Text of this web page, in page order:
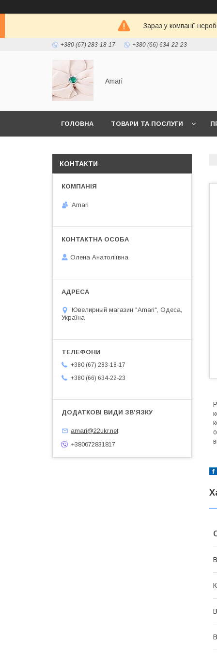
Зараз у компанії
+380 (67) 283-18-17 +380 (66) 634-22-23
Amari
ГОЛОВНА ТОВАРИ ТА ПОСЛУГИ
КОНТАКТИ
Amari
Олена Анатоліївна
Ювелирный магазин "Amari", Одеса,
Україна
+380 (67) 283-18-17
+380 (66) 634-22-23
amari@22ukr.net
+380672831817